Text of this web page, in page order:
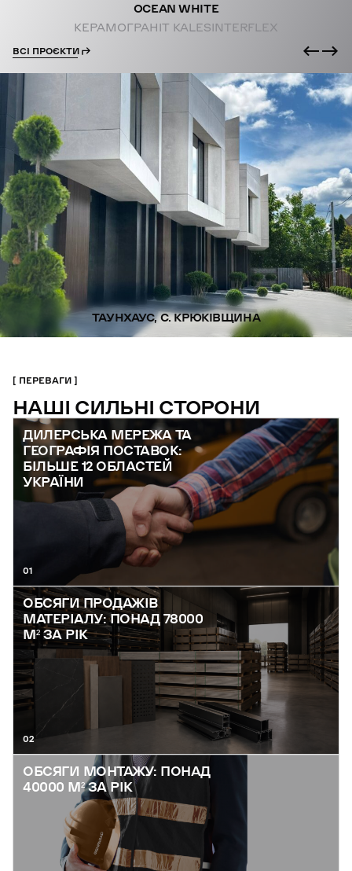
OCEAN WHITE
КЕРАМОГРАНІТ KALESINTERFLEX
ВСІ ПРОЄКТИ
ТАУНХАУС, С. КРЮКІВЩИНА
ПЕРЕВАГИ
НАШІ СИЛЬНІ СТОРОНИ
ДИЛЕРСЬКА МЕРЕЖА ТА
ГЕОГРАФІЯ ПОСТАВОК:
БІЛЬШЕ 12 ОБЛАСТЕЙ
УКРАЇНИ
01
ОБСЯГИ ПРОДАЖІВ
МАТЕРІАЛУ: ПОНАД 78000
М² ЗА РІК
02
ОБСЯГИ МОНТАЖУ: ПОНАД
40000 М² ЗА РІК